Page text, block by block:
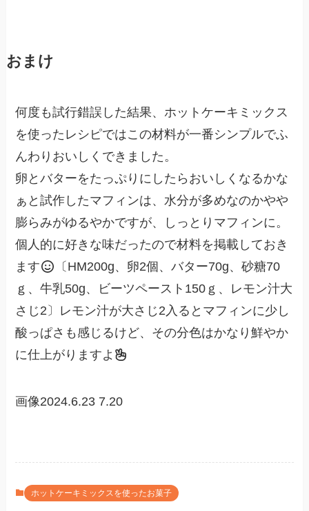
おまけ
何度も試行錯誤した結果、ホットケーキミックス
を使ったレシピではこの材料が一番シンプルでふ
んわりおいしくできました。
卵とバターをたっぷりにしたらおいしくなるかな
ぁと試作したマフィンは、水分が多めなのかやや
膨らみがゆるやかですが、しっとりマフィンに。
個人的に好きな味だったので材料を掲載しておき
ます
〔HM200g、卵2個、バター70g、砂糖70
ｇ、牛乳50g、ビーツペースト150ｇ、レモン汁大
さじ2〕レモン汁が大さじ2入るとマフィンに少し
酸っぱさも感じるけど、その分色はかなり鮮やか
に仕上がりますよ
画像2024.6.23 7.20
ホットケーキミックスを使ったお菓子